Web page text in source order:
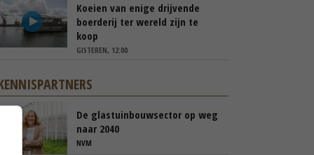
Koeien van enige drijvende
boerderij ter wereld zijn te
koop
GISTEREN, 12:00
De glastuinbouwsector op weg
naar 2040
NVM